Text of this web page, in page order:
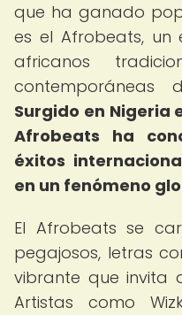
que ha ganado
es el Afrobeats, un
africanos
Surgido en Nigeria
Afrobeats ha
éxitos
en un fenómeno
El Afrobeats se
pegajosos, letras
vibrante que invita
Artistas como